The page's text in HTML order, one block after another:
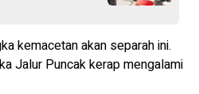
kemacetan akan separah ini.
Jalur Puncak kerap mengalami